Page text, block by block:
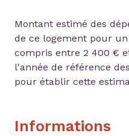
Montant estimé des
de ce logement pour
compris entre 2 400 €
l'année de référence
pour établir cette
Informations